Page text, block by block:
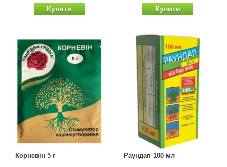
Купити Купити
Корневін 5 г Раундап 100 мл